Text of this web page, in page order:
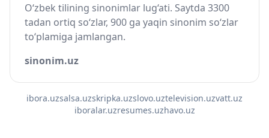
O‘zbek tilining sinonimlar lug‘ati. Saytda 3300
tadan ortiq so‘zlar, 900 ga yaqin sinonim so‘zlar
to‘plamiga jamlangan.
sinonim.uz
ibora.uzsalsa.uzskripka.uzslovo.uztelevision.uzvatt.uz
iboralar.uzresumes.uzhavo.uz